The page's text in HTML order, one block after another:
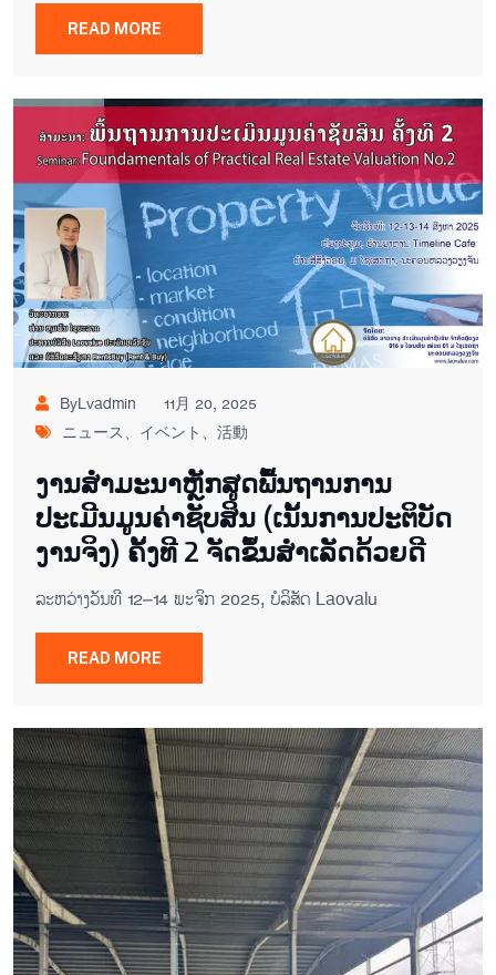
READ MORE
ByLvadmin
11月 20, 2025
ニュース、イベント、活動
ງານສຳມະນາຫຼັກສູດພື້ນຖານການ
ປະເມີນມູນຄ່າຊັບສິນ (ເນັ້ນການປະຕິບັດ
ງານຈິງ) ຄັ້ງທີ 2 ຈັດຂຶ້ນສຳເລັດດ້ວຍດີ
ລະຫວ່າງວັນທີ 12–14 ພະຈິກ 2025, ບໍລິສັດ Laovalu
READ MORE